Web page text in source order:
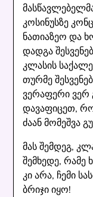
კოსინუსზე
ნათიაზეო და
დადგა
კლასის
თურმე
ვერაფერი ვერ
დავაფიცეთ,
ძაან მომეშვა
მას შემდეგ,
შემხედე,
კი არა, ჩემი
ბრიჯი იყო!